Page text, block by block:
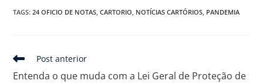
TAGS:24 OFICIO DE NOTAS, CARTORIO, NOTÍCIAS CARTÓRIOS, PANDEMIA
Post anterior
Entenda o que muda com a Lei Geral de Proteção de